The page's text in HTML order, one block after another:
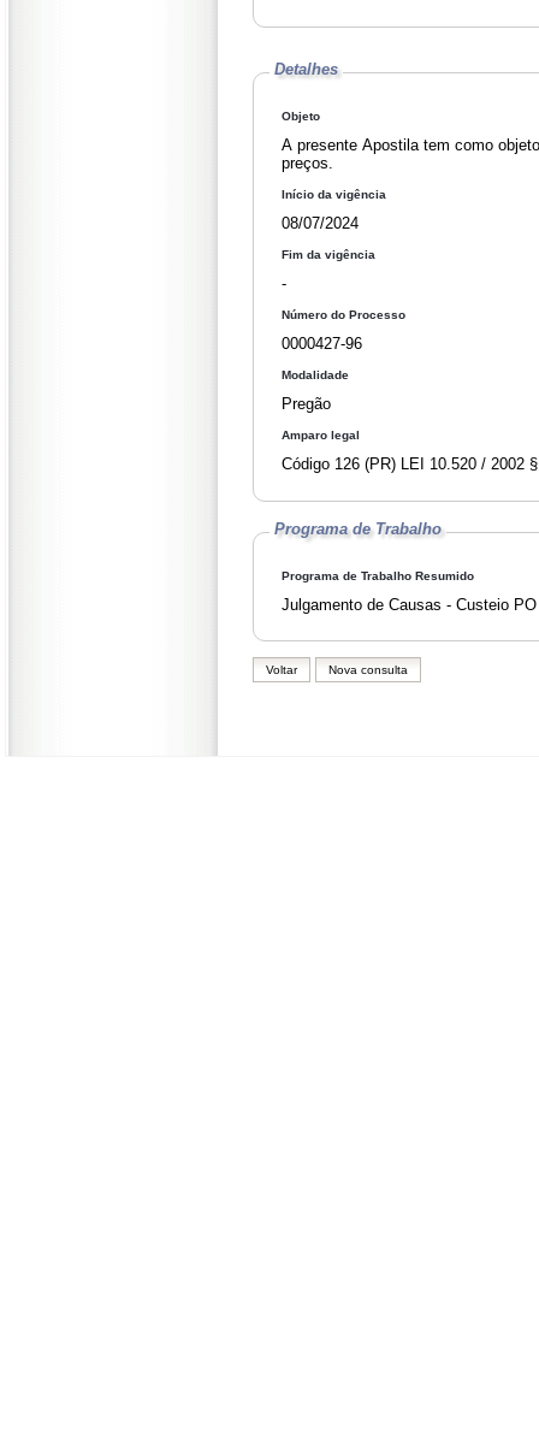
Detalhes
Objeto
A presente Apostila tem como
preços.
Início da vigência
08/07/2024
Fim da vigência
-
Número do Processo
0000427-96
Modalidade
Pregão
Amparo legal
Código
Programa de Trabalho
Programa de Trabalho Resumido
Julgamento de Causas - Custeio PO
Voltar Nova consulta